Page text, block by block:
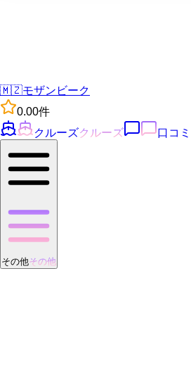
🇲🇿モザンビーク
0.00件
クルーズクルーズ 口コミ
その他その他